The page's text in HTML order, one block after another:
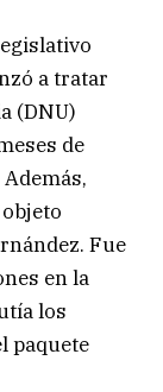
a tratar
(DNU)
de
Fue
en la
los
paquete